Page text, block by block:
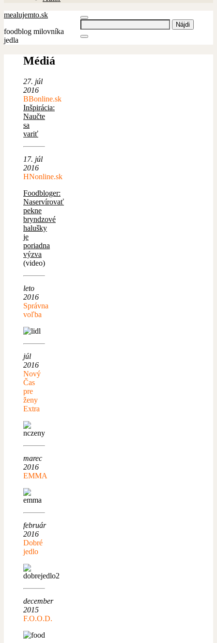
Hľadať:
mealujemto.sk
foodblog milovníka
jedla
Médiá
27. júl
2016
BBonline.sk
Inšpirácia:
Naučte
sa
variť
17. júl
2016
HNonline.sk
Foodbloger:
Naservírovať
pekne
bryndzové
halušky
je
poriadna
výzva
(video)
leto
2016
Správna
voľba
júl
2016
Nový
Čas
pre
ženy
Extra
marec
2016
EMMA
február
2016
Dobré
jedlo
december
2015
F.O.O.D.